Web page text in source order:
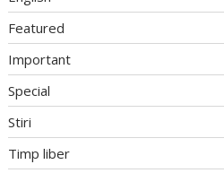
Featured
Important
Special
Stiri
Timp liber